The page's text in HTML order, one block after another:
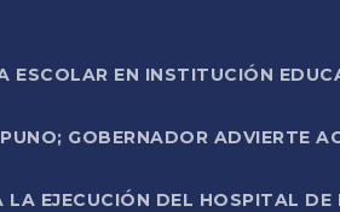
ESCOLAR EN INSTITUCIÓN
GOBERNADOR ADVIERTE
EJECUCIÓN DEL HOSPITAL DE